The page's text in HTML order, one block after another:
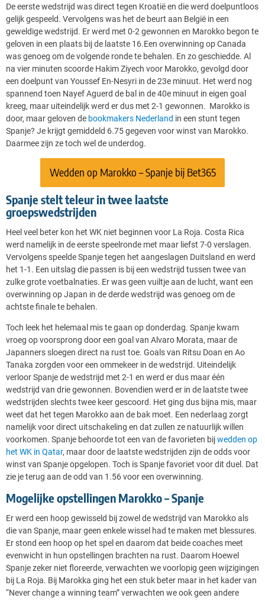
De eerste wedstrijd was direct tegen Kroatië en die werd doelpuntloos
gelijk gespeeld. Vervolgens was het de beurt aan België in een
geweldige wedstrijd. Er werd met 0-2 gewonnen en Marokko begon te
geloven in een plaats bij de laatste 16.Een overwinning op Canada
was genoeg om de volgende ronde te behalen. En zo geschiedde. Al
na vier minuten scoorde Hakim Ziyech voor Marokko, gevolgd door
een doelpunt van Youssef En-Nesyri in de 23e minuut. Het werd nog
spannend toen Nayef Aguerd de bal in de 40e minuut in eigen goal
kreeg, maar uiteindelijk werd er dus met 2-1 gewonnen. Marokko is
door, maar geloven de bookmakers Nederland in een stunt tegen
Spanje? Je krijgt gemiddeld 6.75 gegeven voor winst van Marokko.
Daarmee zijn ze toch wel de underdog.
Wedden op Marokko – Spanje bij Bet365
Spanje stelt teleur in twee laatste
groepswedstrijden
Heel veel beter kon het WK niet beginnen voor La Roja. Costa Rica
werd namelijk in de eerste speelronde met maar liefst 7-0 verslagen.
Vervolgens speelde Spanje tegen het aangeslagen Duitsland en werd
het 1-1. Een uitslag die passen is bij een wedstrijd tussen twee van
zulke grote voetbalnaties. Er was geen vuiltje aan de lucht, want een
overwinning op Japan in de derde wedstrijd was genoeg om de
achtste finale te behalen.
Toch leek het helemaal mis te gaan op donderdag. Spanje kwam
vroeg op voorsprong door een goal van Alvaro Morata, maar de
Japanners sloegen direct na rust toe. Goals van Ritsu Doan en Ao
Tanaka zorgden voor een ommekeer in de wedstrijd. Uiteindelijk
verloor Spanje de wedstrijd met 2-1 en werd er dus maar één
wedstrijd van drie gewonnen. Bovendien werd er in de laatste twee
wedstrijden slechts twee keer gescoord. Het ging dus bijna mis, maar
weet dat het tegen Marokko aan de bak moet. Een nederlaag zorgt
namelijk voor direct uitschakeling en dat zullen ze natuurlijk willen
voorkomen. Spanje behoorde tot een van de favorieten bijwedden op
het WK in Qatar, maar door de laatste wedstrijden zijn de odds voor
winst van Spanje opgelopen. Toch is Spanje favoriet voor dit duel. Dat
zie je terug aan de odd van 1.56 voor een overwinning.
Mogelijke opstellingen Marokko – Spanje
Er werd een hoop gewisseld bij zowel de wedstrijd van Marokko als
die van Spanje, maar geen enkele wissel had te maken met blessures.
Er stond een hoop op het spel en daarom dat beide coaches meet
evenwicht in hun opstellingen brachten na rust. Daarom Hoewel
Spanje zeker niet floreerde, verwachten we voorlopig geen wijzigingen
bij La Roja. Bij Marokka ging het een stuk beter maar in het kader van
“Never change a winning team” verwachten we ook geen andere